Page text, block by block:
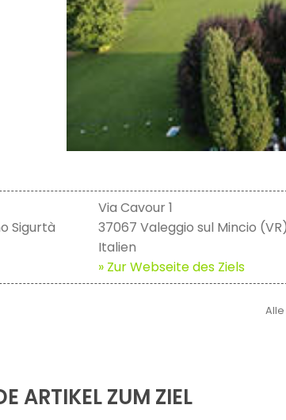
Sigurtà
Via Cavour 1
37067 Valeggio sul Mincio (VR)
Italien
» Zur Webseite des Ziels
ARTIKEL ZUM ZIEL